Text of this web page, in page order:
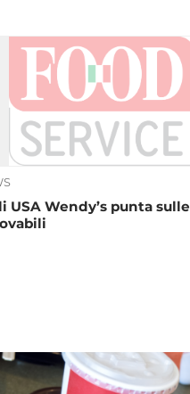
USA Wendy’s punta sulle